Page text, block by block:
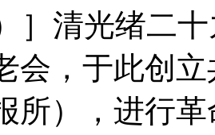
）］清光绪二
会，于此创
所），进行